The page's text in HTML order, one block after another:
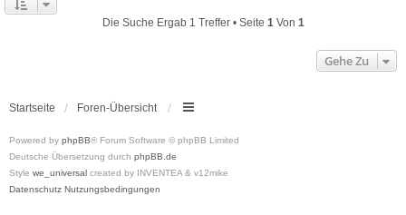
Die Suche Ergab 1 Treffer • Seite 1Von 1
Gehe Zu
Startseite Foren-Übersicht
Powered by phpBB® Forum Software © phpBB Limited
Deutsche Übersetzung durch phpBB.de
Style we_universal created by INVENTEA & v12mike
Datenschutz Nutzungsbedingungen